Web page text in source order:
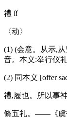
禮 lǐ
〈动〉
(1) (会意。从示,
音。本义:举行仪
(2) 同本义 [offer
禮,履也。所以事
脩五礼。——《虞